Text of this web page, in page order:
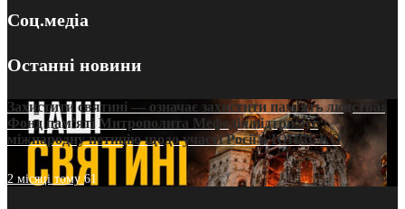
Соц.медіа
Останні новини
Захистити святині — означає захистити пам’ять людства:
Фонд пам’яті Митрополита Мефодія підтримує
міжнародну петицію щодо участі Росії в ЮНЕСКО
2 місяці тому61